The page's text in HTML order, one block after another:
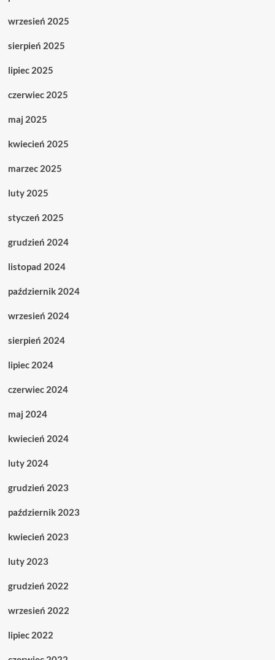
wrzesień 2025
sierpień 2025
lipiec 2025
czerwiec 2025
maj 2025
kwiecień 2025
marzec 2025
luty 2025
styczeń 2025
grudzień 2024
listopad 2024
październik 2024
wrzesień 2024
sierpień 2024
lipiec 2024
czerwiec 2024
maj 2024
kwiecień 2024
luty 2024
grudzień 2023
październik 2023
kwiecień 2023
luty 2023
grudzień 2022
wrzesień 2022
lipiec 2022